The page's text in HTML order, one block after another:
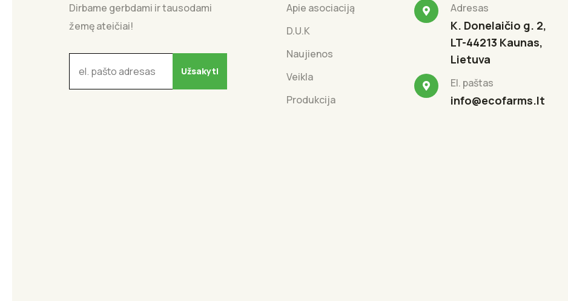
Dirbame gerbdami ir tausodami
žemę ateičiai!
Apie asociaciją
D.U.K
Naujienos
Veikla
Produkcija
Adresas
K. Donelaičio g. 2,
LT-44213 Kaunas,
Lietuva
El. paštas
info@ecofarms.lt